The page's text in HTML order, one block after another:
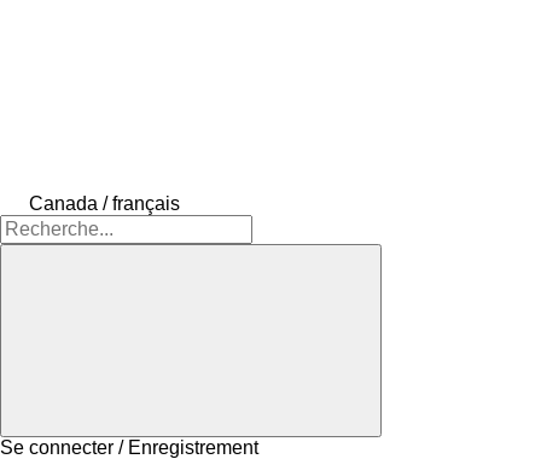
Canada / français
Se connecter / Enregistrement